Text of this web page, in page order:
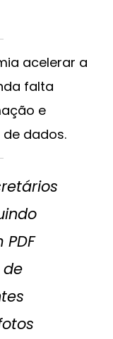
acelerar a
falta
e
dados.